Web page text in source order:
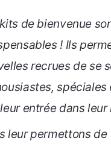
de bienvenue
! Ils
recrues de se
spéciales
entrée dans leur
leur permettons de